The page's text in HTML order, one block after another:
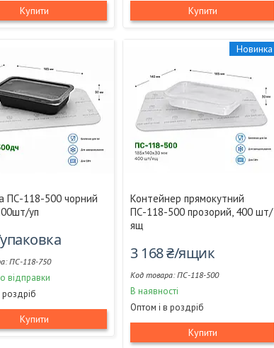
Купити Купити
ПС-118-500 чорний
уп
ПС-118-750
відправки
роздріб
Купити
Новинка
Контейнер прямокутний
ПС-118-500 прозорий, 400 шт/
ящ
3 168 ₴/ящик
ПС-118-500
В наявності
Оптом і в роздріб
Купити